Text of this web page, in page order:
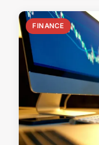
FINANCE